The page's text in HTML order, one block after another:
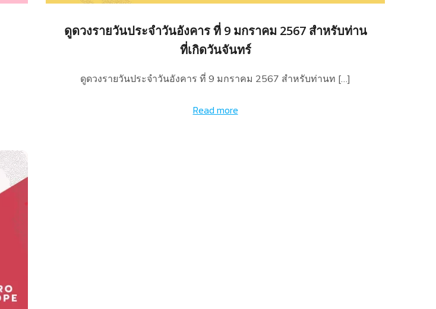
ดูดวงรายวันประจำวันอังคาร ที่ 9 มกราคม 2567 สำหรับท่าน
ที่เกิดวันจันทร์
ดูดวงรายวันประจำวันอังคาร ที่ 9 มกราคม 2567 สำหรับท่านท […]
Read more